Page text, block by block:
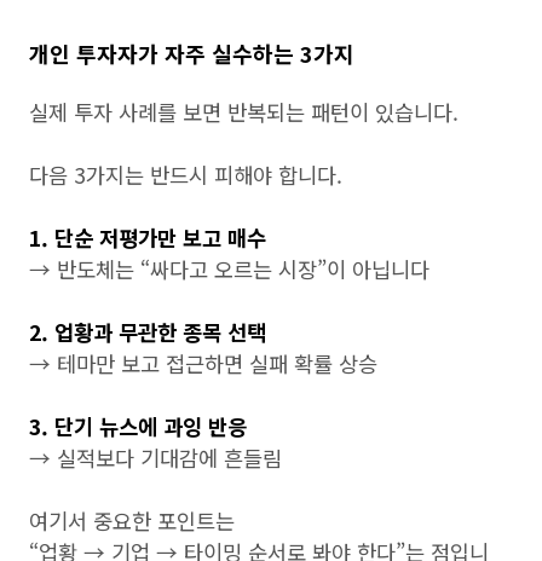
개인 투자자가 자주 실수하는 3가지
실제 투자 사례를 보면 반복되는 패턴이 있습니다.
다음 3가지는 반드시 피해야 합니다.
1. 단순 저평가만 보고 매수
→ 반도체는 “싸다고 오르는 시장”이 아닙니다
2. 업황과 무관한 종목 선택
→ 테마만 보고 접근하면 실패 확률 상승
3. 단기 뉴스에 과잉 반응
→ 실적보다 기대감에 흔들림
여기서 중요한 포인트는
“업황 → 기업 → 타이밍 순서로 봐야 한다”는 점입니